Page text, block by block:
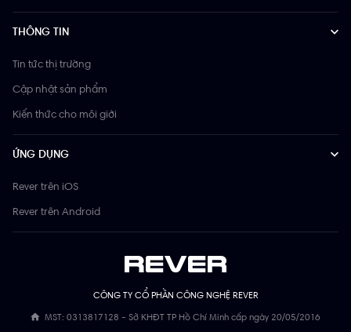
CÔNG TY CỔ PHẦN CÔNG NGHỆ REVER
MST: 0313817128 - Sở KHĐT TP Hồ Chí Minh cấp ngày 20/05/2016
THÔNG TIN
Tin tức thị trường
Cập nhật sản phẩm
Kiến thức cho môi giới
ỨNG DỤNG
Rever trên iOS
Rever trên Android